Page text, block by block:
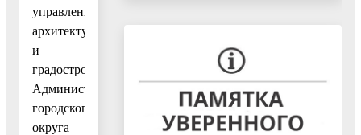
управления
архитектуры
и
градостроительства
Администрации
городского
округа